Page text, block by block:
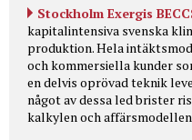
Stockholm Exergis
kapitalintensiva svenska
produktion. Hela
och kommersiella kunder
en delvis oprövad teknik
något av dessa led brister
kalkylen och